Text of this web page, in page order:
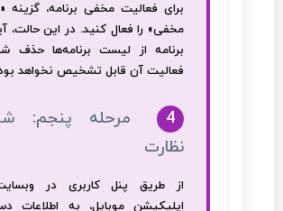
برای فعالیت مخفی برنامه، گزینه
مخفی» را فعال کنید. در این حالت،
برنامه از لیست برنامه‌ها حذف
فعالیت آن قابل تشخیص نخواهد
4
مرحله پنجم:
نظارت
از طریق پنل کاربری در
اپلیکیشن موبایل، به اطلاعات